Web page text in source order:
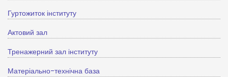
Гуртожиток інституту
Актовий зал
Тренажерний зал інституту
Матеріально-технічна база